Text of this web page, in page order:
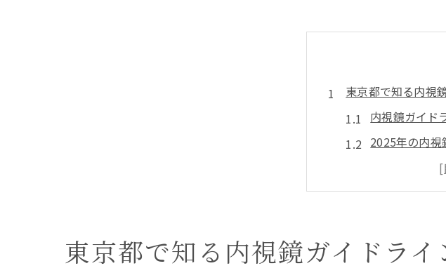
東京都で知る内視
内視鏡ガイド
2025年の内視
消化器内視鏡
抗血栓薬と内
抗血栓薬服用時の
抗血栓薬服
東京都で知る内視鏡ガイドライ